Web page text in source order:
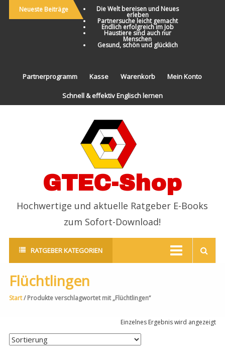
Neueste Beiträge Die Welt bereisen und Neues
erleben
Partnersuche leicht gemacht
Endlich erfolgreich im Job
Haustiere sind auch nur
Menschen
Gesund, schön und glücklich
Partnerprogramm Kasse Warenkorb Mein Konto
Schnell & effektiv Englisch lernen
GTEC-Shop
Hochwertige und aktuelle Ratgeber E-Books
zum Sofort-Download!
RATGEBER KATEGORIEN
Flüchtlingen
Start/ Produkte verschlagwortet mit „Flüchtlingen“
Einzelnes Ergebnis wird angezeigt